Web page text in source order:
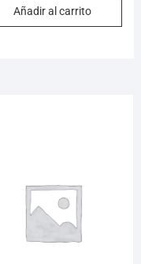
Añadir al carrito